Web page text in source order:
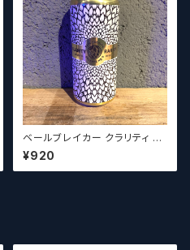
ベールブレイカー クラリティ レ
アリティ / Bale Breaker Clari
ty Rarity 【クラフトビールシザ
ーズ】
¥920